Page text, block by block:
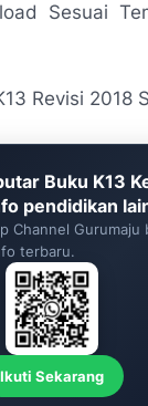
Sesuai
Revisi 2018
Buku K13
pendidikan
Channel Gurumaju
terbaru.
Ikuti Sekarang